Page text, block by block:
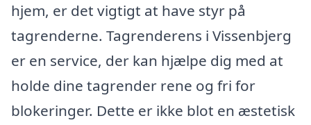
hjem, er det vigtigt at have styr på
tagrenderne. Tagrenderens i Vissenbjerg
er en service, der kan hjælpe dig med at
holde dine tagrender rene og fri for
blokeringer. Dette er ikke blot en æstetisk